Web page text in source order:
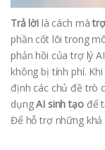
Trả lời là cách mà
phần cốt lõi trong
phản hồi của trợ lý
không bị tính phí.
định các chủ đề trò
dụngAI sinh tạođể
Để hỗ trợ những khả